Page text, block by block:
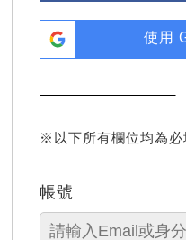
使用
※以下所有欄位均為必
帳號